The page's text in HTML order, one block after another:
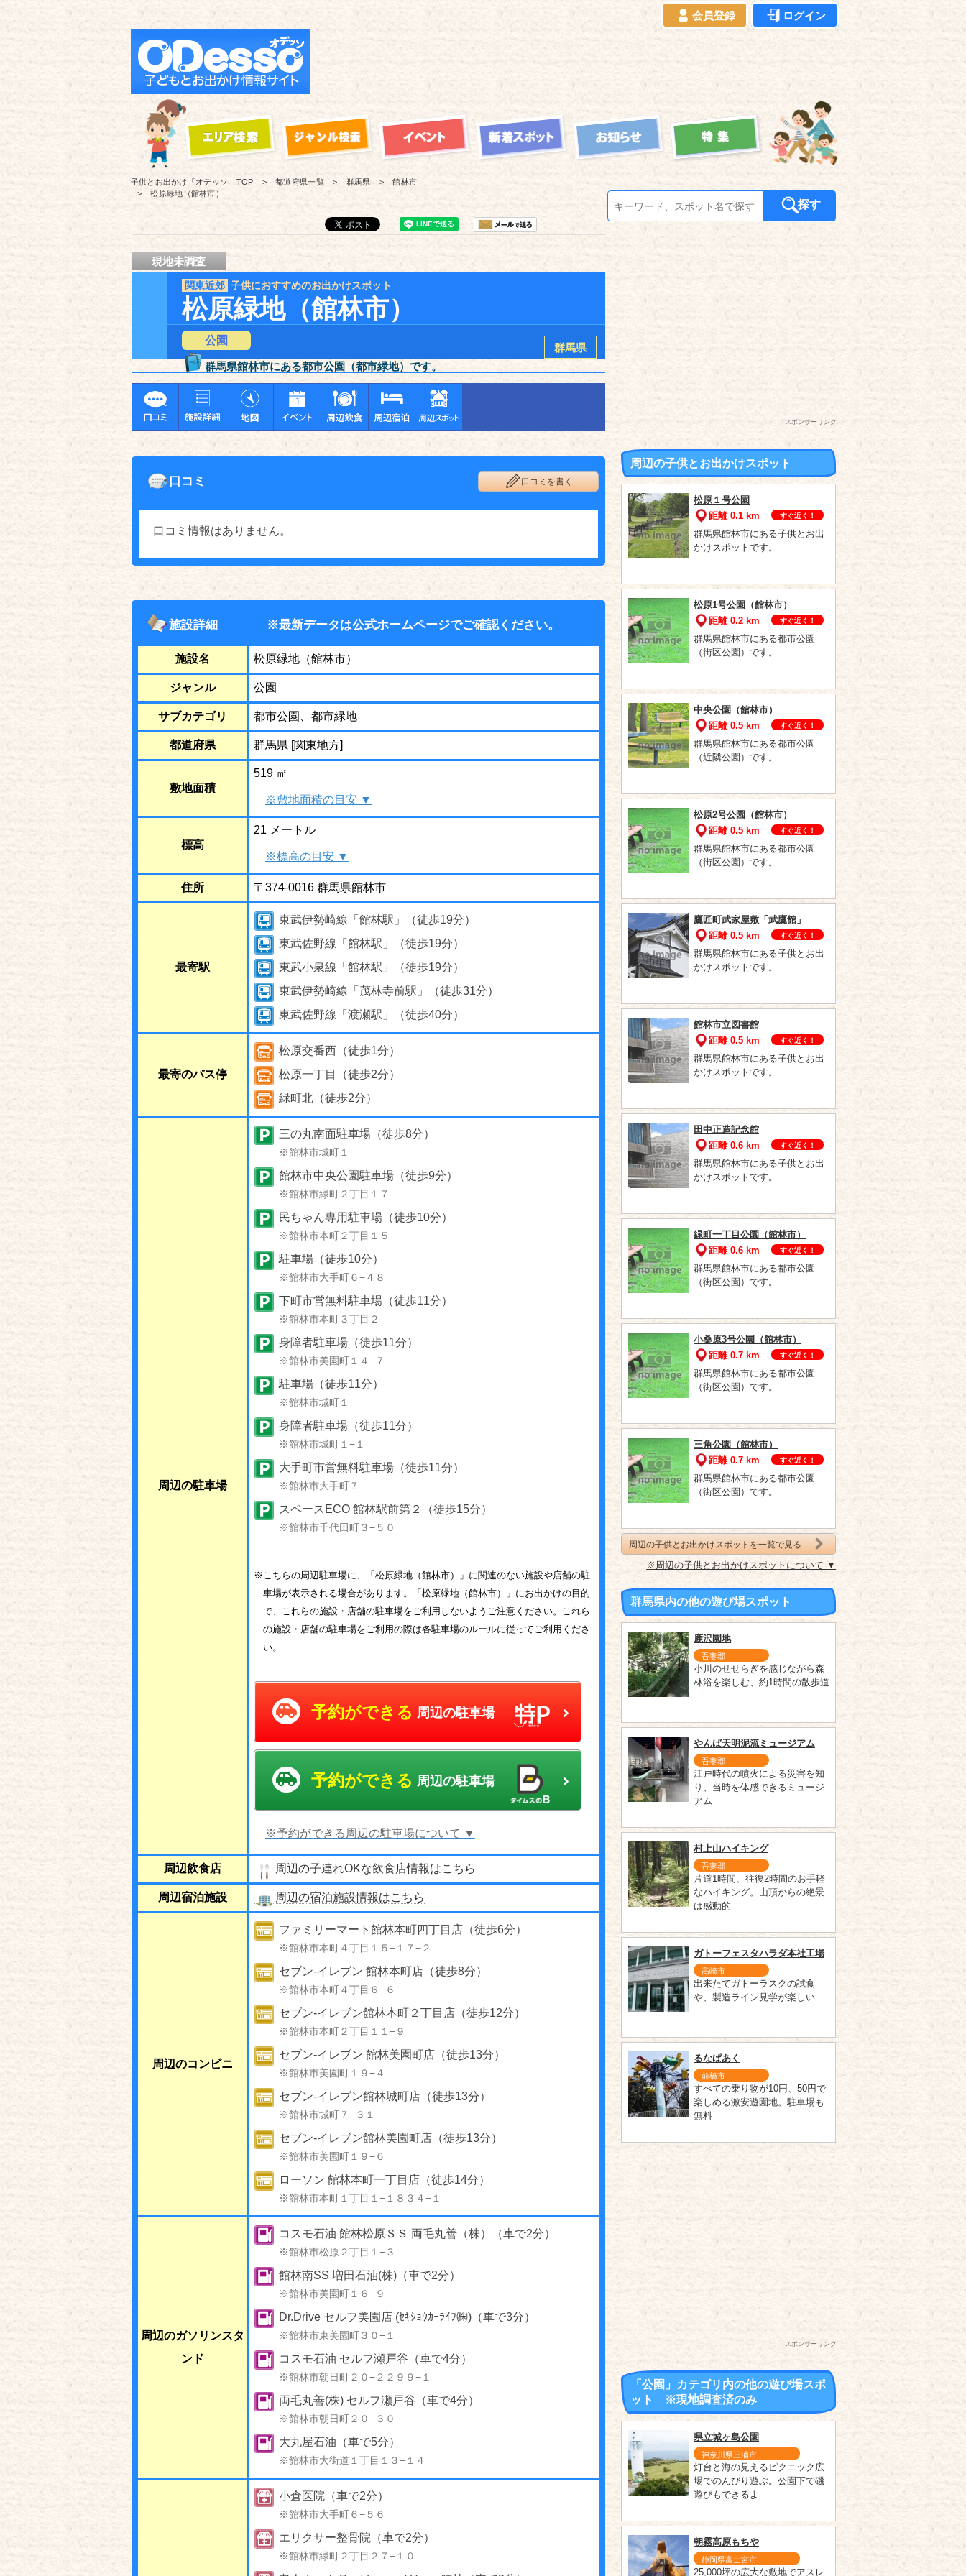
会員登録 ログイン
子供とお出かけ「オデッソ」 TOP 都道府県一覧 群馬県
館林市
松原緑地（館林市）
探す
現地未調査
関東近郊 子供におすすめのお出かけスポット
松原緑地（館林市）
公園
群馬県
群馬県館林市にある都市公園（都市緑地）です。
口コミ 口コミを書く
口コミ情報はありません。
施設詳細 ※最新データは公式ホームページでご確認ください。
施設名 松原緑地（館林市）
ジャンル 公園
サブカテゴリ 都市公園、都市緑地
都道府県 群馬県 [関東地方]
敷地面積
519 ㎡
※敷地面積の目安 ▼
標高
21 メートル
※標高の目安 ▼
住所 〒374-0016 群馬県館林市
最寄駅
東武伊勢崎線「館林駅」（徒歩19分）
東武佐野線「館林駅」（徒歩19分）
東武小泉線「館林駅」（徒歩19分）
東武伊勢崎線「茂林寺前駅」（徒歩31分）
東武佐野線「渡瀬駅」（徒歩40分）
最寄のバス停
松原交番西（徒歩1分）
松原一丁目（徒歩2分）
緑町北（徒歩2分）
周辺の駐車場
三の丸南面駐車場（徒歩8分）
※館林市城町１
館林市中央公園駐車場（徒歩9分）
※館林市緑町２丁目１７
民ちゃん専用駐車場（徒歩10分）
※館林市本町２丁目１５
駐車場（徒歩10分）
※館林市大手町６−４８
下町市営無料駐車場（徒歩11分）
※館林市本町３丁目２
身障者駐車場（徒歩11分）
※館林市美園町１４−７
駐車場（徒歩11分）
※館林市城町１
身障者駐車場（徒歩11分）
※館林市城町１−１
大手町市営無料駐車場（徒歩11分）
※館林市大手町７
スペースECO 館林駅前第２（徒歩15分）
※館林市千代田町３−５０
※こちらの周辺駐車場に、「松原緑地（館林市）」に関連のない施設や店舗の駐
車場が表示される場合があります。「松原緑地（館林市）」にお出かけの目的
で、これらの施設・店舗の駐車場をご利用しないようご注意ください。これら
の施設・店舗の駐車場をご利用の際は各駐車場のルールに従ってご利用くださ
い。
予約ができる 周辺の駐車場
予約ができる 周辺の駐車場
※予約ができる周辺の駐車場について ▼
周辺飲食店 周辺の子連れOKな飲食店情報はこちら
周辺宿泊施設 周辺の宿泊施設情報はこちら
周辺のコンビニ
ファミリーマート館林本町四丁目店（徒歩6分）
※館林市本町４丁目１５−１７−２
セブン‐イレブン 館林本町店（徒歩8分）
※館林市本町４丁目６−６
セブン-イレブン館林本町２丁目店（徒歩12分）
※館林市本町２丁目１１−９
セブン-イレブン 館林美園町店（徒歩13分）
※館林市美園町１９−４
セブン-イレブン館林城町店（徒歩13分）
※館林市城町７−３１
セブン-イレブン館林美園町店（徒歩13分）
※館林市美園町１９−６
ローソン 館林本町一丁目店（徒歩14分）
※館林市本町１丁目１−１８３４−１
周辺のガソリンスタ
ンド
コスモ石油 館林松原ＳＳ 両毛丸善（株）（車で2分）
※館林市松原２丁目１−３
館林南SS 増田石油(株)（車で2分）
※館林市美園町１６−９
Dr.Drive セルフ美園店 (ｾｷｼｮｳｶｰﾗｲﾌ㈱)（車で3分）
※館林市東美園町３０−１
コスモ石油 セルフ瀬戸谷（車で4分）
※館林市朝日町２０−２２９９−１
両毛丸善(株) セルフ瀬戸谷（車で4分）
※館林市朝日町２０−３０
大丸屋石油（車で5分）
※館林市大街道１丁目１３−１４
小倉医院（車で2分）
※館林市大手町６−５６
エリクサー整骨院（車で2分）
※館林市緑町２丁目２７−１０
スポンサーリンク
周辺の子供とお出かけスポット
松原１号公園
距離 0.1 km
すぐ近く！
群馬県館林市にある子供とお出
かけスポットです。
松原1号公園（館林市）
距離 0.2 km
すぐ近く！
群馬県館林市にある都市公園
（街区公園）です。
中央公園（館林市）
距離 0.5 km
すぐ近く！
群馬県館林市にある都市公園
（近隣公園）です。
松原2号公園（館林市）
距離 0.5 km
すぐ近く！
群馬県館林市にある都市公園
（街区公園）です。
鷹匠町武家屋敷「武鷹館」
距離 0.5 km
すぐ近く！
群馬県館林市にある子供とお出
かけスポットです。
館林市立図書館
距離 0.5 km
すぐ近く！
群馬県館林市にある子供とお出
かけスポットです。
田中正造記念館
距離 0.6 km
すぐ近く！
群馬県館林市にある子供とお出
かけスポットです。
緑町一丁目公園（館林市）
距離 0.6 km
すぐ近く！
群馬県館林市にある都市公園
（街区公園）です。
小桑原3号公園（館林市）
距離 0.7 km
すぐ近く！
群馬県館林市にある都市公園
（街区公園）です。
三角公園（館林市）
距離 0.7 km
すぐ近く！
群馬県館林市にある都市公園
（街区公園）です。
周辺の子供とお出かけスポットを一覧で見る
※周辺の子供とお出かけスポットについて ▼
群馬県内の他の遊び場スポット
鹿沢園地
吾妻郡
小川のせせらぎを感じながら森
林浴を楽しむ、約1時間の散歩道
やんば天明泥流ミュージアム
吾妻郡
江戸時代の噴火による災害を知
り、当時を体感できるミュージ
アム
村上山ハイキング
吾妻郡
片道1時間、往復2時間のお手軽
なハイキング。山頂からの絶景
は感動的
ガトーフェスタハラダ本社工場
高崎市
出来たてガトーラスクの試食
や、製造ライン見学が楽しい
るなぱあく
前橋市
すべての乗り物が10円、50円で
楽しめる激安遊園地。駐車場も
無料
スポンサーリンク
「公園」カテゴリ内の他の遊び場スポ
ット ※現地調査済のみ
県立城ヶ島公園
神奈川県三浦市
灯台と海の見えるピクニック広
場でのんびり遊ぶ。公園下で磯
遊びもできるよ
朝霧高原もちや
静岡県富士宮市
25,000坪の広大な敷地でアスレ